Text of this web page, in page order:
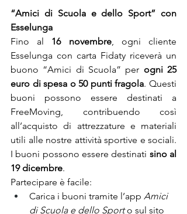
“Amici di Scuola e dello Sport” con
Esselunga
Fino al 16 novembre, ogni cliente
Esselunga con carta Fidaty riceverà un
buono “Amici di Scuola” per ogni 25
euro di spesa o 50 punti fragola. Questi
buoni possono essere destinati a
FreeMoving, contribuendo così
all’acquisto di attrezzature e materiali
utili alle nostre attività sportive e sociali.
I buoni possono essere destinati sino al
19 dicembre.
Partecipare è facile:
Carica i buoni tramite l’app Amici
di Scuola e dello Sport o sul sito